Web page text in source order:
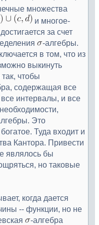
множества
и многое-
за счет
-алгебры.
в том, что из
выкинуть
чтобы
содержащая все
интервалы, и все
Это
Туда входит и
Кантора. Привести
являлось бы
но таковые
когда дается
-- функции, но не
-алгебра